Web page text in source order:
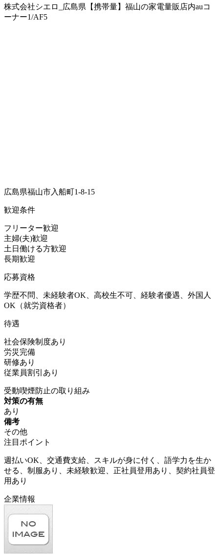
株式会社シエロ_広島県【携帯量】福山の家電量販店内auコ
ーナー1/AF5
広島県福山市入船町1-8-15
歓迎条件
フリーター歓迎
主婦(夫)歓迎
土日働ける方歓迎
長期歓迎
応募資格
学歴不問、未経験者OK、高校生不可、経験者優遇、外国人
OK（就労資格者）
待遇
社会保険制度あり
労災完備
研修あり
従業員割引あり
受動喫煙防止の取り組み
対策の有無
あり
備考
その他
注目ポイント
週払いOK、交通費支給、スキルが身に付く、語学力を生か
せる、制服あり、未経験歓迎、正社員登用あり、契約社員登
用あり
企業情報